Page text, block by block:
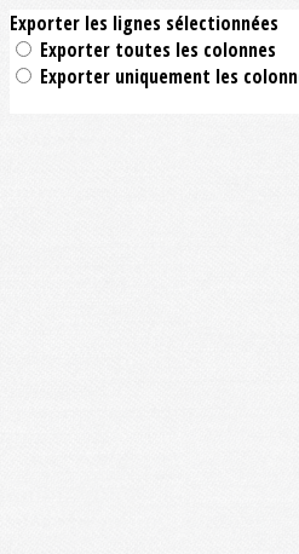
Exporter les lignes sélectionnées
Exporter toutes les colonnes
Exporter uniquement les